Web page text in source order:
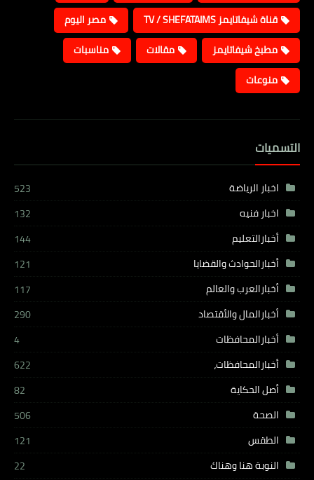
قناة شيفاتايمز TV / SHEFATAIMS
مصر اليوم
مطبخ شيفاتايمز
مقالات
مناسبات
منوعات
التسميات
اخبار الرياضة
523
اخبار فنيه
132
أخبارالتعليم
144
أخبارالحوادث والقضايا
121
أخبارالعرب والعالم
117
أخبارالمال والأقتصاد
290
أخبارالمحافظات
4
أخبارالمحافظات،
622
أصل الحكاية
82
الصحة
506
الطقس
121
النوبة هنا وهناك
22